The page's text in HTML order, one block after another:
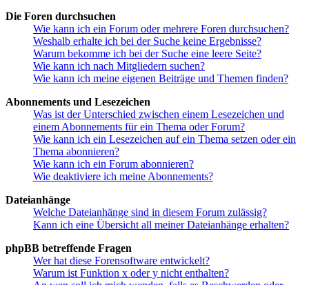
Die Foren durchsuchen
Wie kann ich ein Forum oder mehrere Foren durchsuchen?
Weshalb erhalte ich bei der Suche keine Ergebnisse?
Warum bekomme ich bei der Suche eine leere Seite?
Wie kann ich nach Mitgliedern suchen?
Wie kann ich meine eigenen Beiträge und Themen finden?
Abonnements und Lesezeichen
Was ist der Unterschied zwischen einem Lesezeichen und
einem Abonnements für ein Thema oder Forum?
Wie kann ich ein Lesezeichen auf ein Thema setzen oder ein
Thema abonnieren?
Wie kann ich ein Forum abonnieren?
Wie deaktiviere ich meine Abonnements?
Dateianhänge
Welche Dateianhänge sind in diesem Forum zulässig?
Kann ich eine Übersicht all meiner Dateianhänge erhalten?
phpBB betreffende Fragen
Wer hat diese Forensoftware entwickelt?
Warum ist Funktion x oder y nicht enthalten?